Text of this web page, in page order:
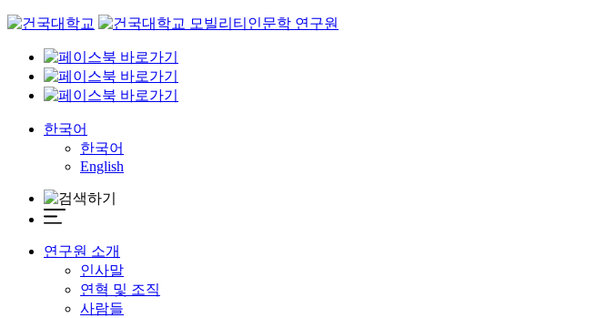
Skip
content
한국어
한국어
English
연구원 소개
인사말
연혁 및 조직
사람들